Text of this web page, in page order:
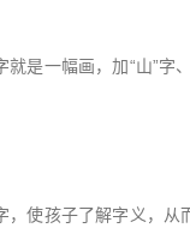
一幅画，加“山”字
使孩子了解字义，从